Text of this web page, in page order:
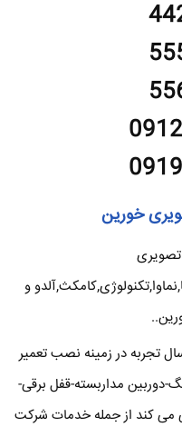
خورین
تصویری
و
تجربه در زمینه نصب تعمیر
دوربین مداربسته-قفل برقی-
می کند از جمله خدمات شرکت